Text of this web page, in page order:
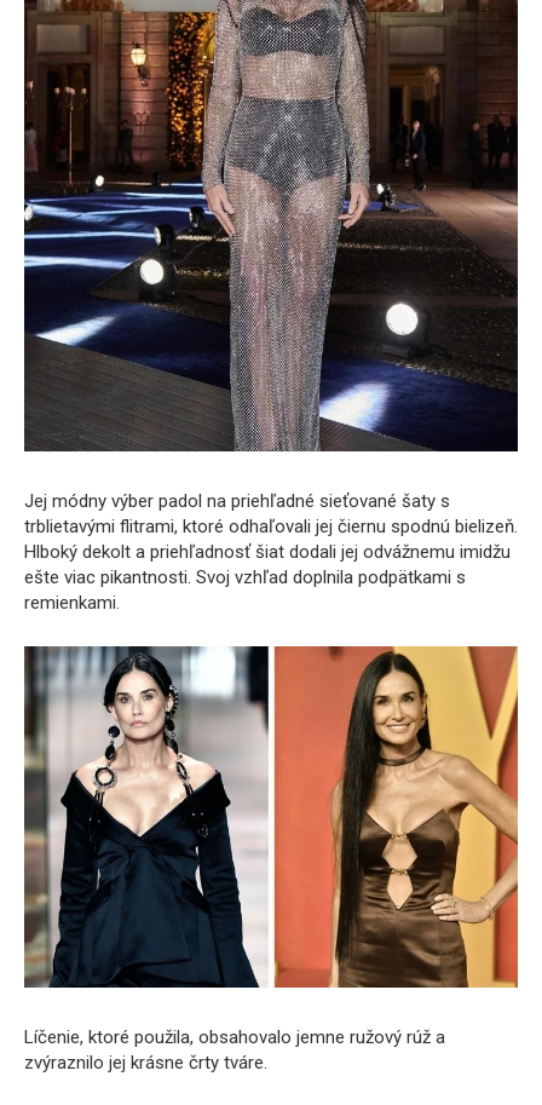
Jej módny výber padol na priehľadné sieťované šaty s
trblietavými flitrami, ktoré odhaľovali jej čiernu spodnú bielizeň.
Hlboký dekolt a priehľadnosť šiat dodali jej odvážnemu imidžu
ešte viac pikantnosti. Svoj vzhľad doplnila podpätkami s
remienkami.
Líčenie, ktoré použila, obsahovalo jemne ružový rúž a
zvýraznilo jej krásne črty tváre.